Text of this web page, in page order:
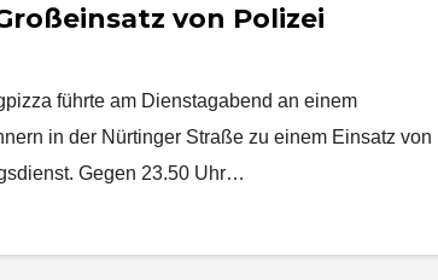
von Polizei
führte am Dienstagabend an einem
in der Nürtinger Straße zu einem Einsatz von
Gegen 23.50 Uhr…